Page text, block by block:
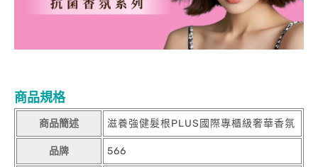
商品規格
商品簡述 滋養強健髮根PLUS國際專櫃級奢華香氛
品牌 566